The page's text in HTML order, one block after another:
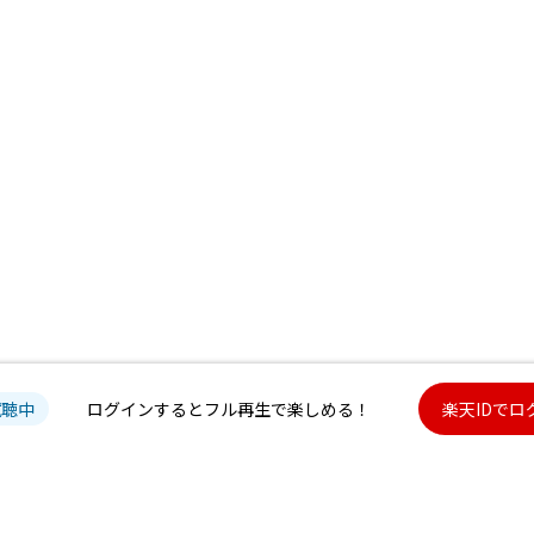
中 ログインするとフル再生で楽しめる！ 楽天IDでロ